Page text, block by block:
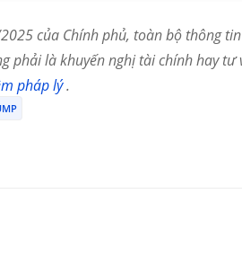
của Chính phủ, toàn bộ thông
phải là khuyến nghị tài chính hay tư
pháp lý.